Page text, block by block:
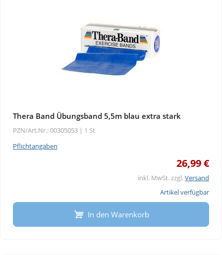
Thera Band Übungsband 5,5m blau extra stark
PZN/Art.Nr.: 00305053 | 1 St
Pflichtangaben
26,99 €
inkl. MwSt. zzgl.Versand
Artikel verfügbar
In den Warenkorb